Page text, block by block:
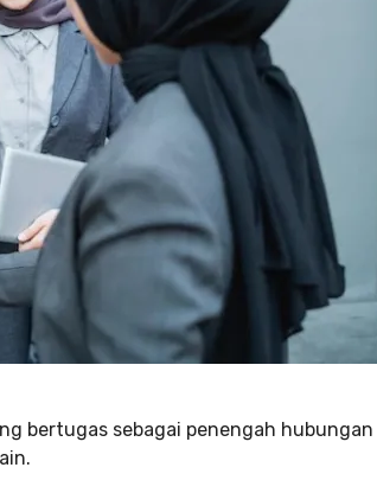
bertugas sebagai penengah hubungan